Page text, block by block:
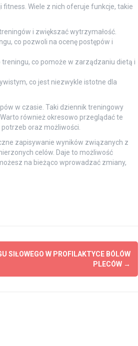
Wiele z nich oferuje funkcje, takie
i zwiększać wytrzymałość.
co pozwoli na ocenę postępów i
co pomoże w zarządzaniu dietą i
co jest niezwykle istotne dla
w czasie. Taki dziennik treningowy
również okresowo przeglądać te
oraz możliwości.
zapisywanie wyników związanych z
celów. Daje to możliwość
na bieżąco wprowadzać zmiany,
SIŁOWEGO W PROFILAKTYCE BÓLÓW
PLECÓW →